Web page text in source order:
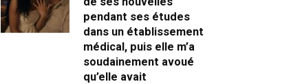
pendant ses études
dans un établissement
médical, puis elle m’a
soudainement avoué
qu’elle avait